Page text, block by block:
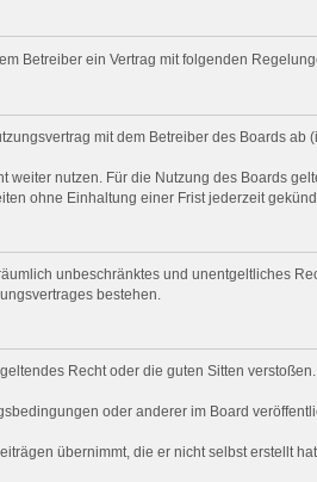
Betreiber ein Vertrag mit folgenden
mit dem Betreiber des Boards
nutzen. Für die Nutzung des Boards
ohne Einhaltung einer Frist jederzeit
unbeschränktes und unentgeltliches
bestehen.
Recht oder die guten Sitten
oder anderer im Board
übernimmt, die er nicht selbst erstellt